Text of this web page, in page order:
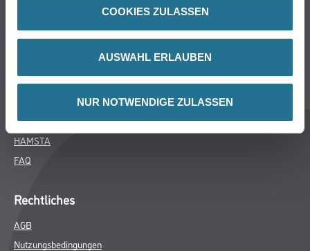
COOKIES ZULASSEN
AUSWAHL ERLAUBEN
NUR NOTWENDIGE ZULASSEN
Unternehmen
Services
M-Plus
HAMSTA
FAQ
Rechtliches
AGB
Nutzungsbedingungen